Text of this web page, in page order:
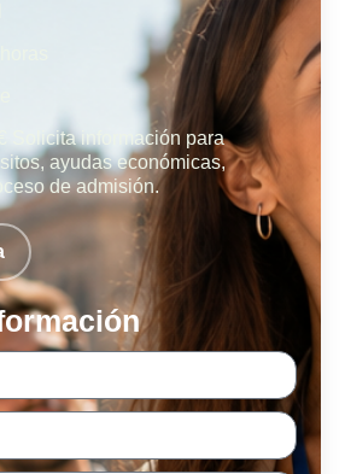
Solicita información para
ayudas económicas,
de admisión.